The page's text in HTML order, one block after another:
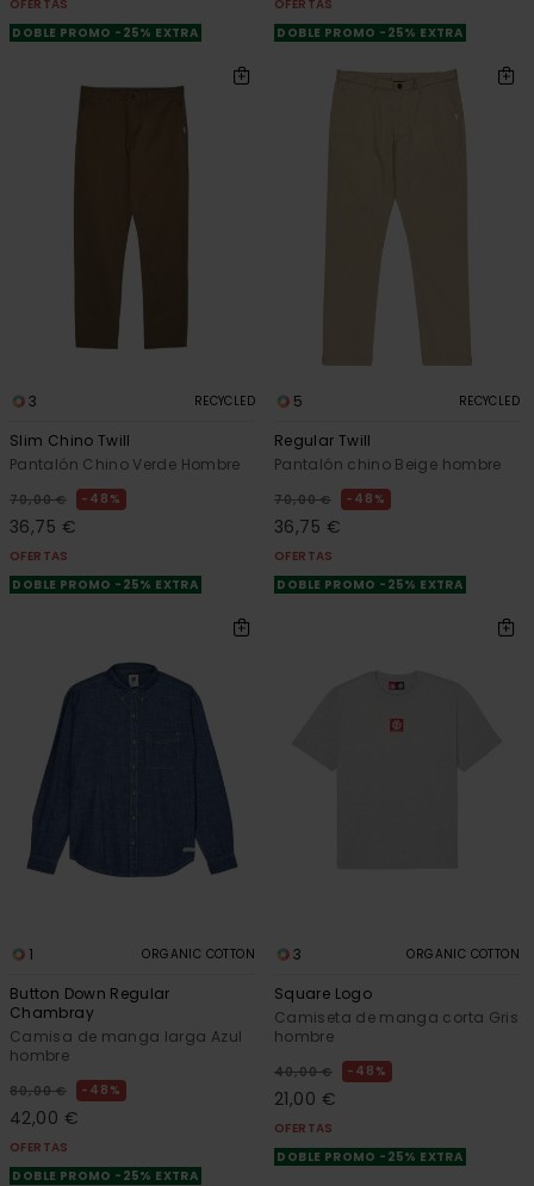
OFERTAS
DOBLE PROMO -25% EXTRA
OFERTAS
DOBLE PROMO -25% EXTRA
3 RECYCLED
Slim Chino Twill
Pantalón Chino Verde Hombre
70,00 € 48%
36,75 €
OFERTAS
DOBLE PROMO -25% EXTRA
5 RECYCLED
Regular Twill
Pantalón chino Beige hombre
70,00 € 48%
36,75 €
OFERTAS
DOBLE PROMO -25% EXTRA
1 ORGANIC COTTON
Button Down Regular
Chambray
Camisa de manga larga Azul
hombre
80,00 € 48%
42,00 €
OFERTAS
DOBLE PROMO -25% EXTRA
3 ORGANIC COTTON
Square Logo
Camiseta de manga corta Gris
hombre
40,00 € 48%
21,00 €
OFERTAS
DOBLE PROMO -25% EXTRA